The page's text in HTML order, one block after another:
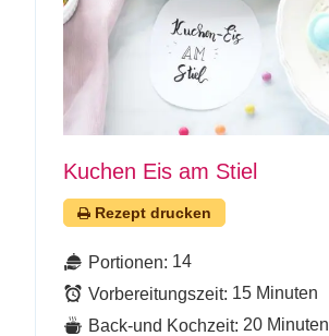
Kuchen Eis am Stiel
Rezept drucken
Portionen: 14
Vorbereitungszeit: 15 Minuten
Back-und Kochzeit: 20 Minuten